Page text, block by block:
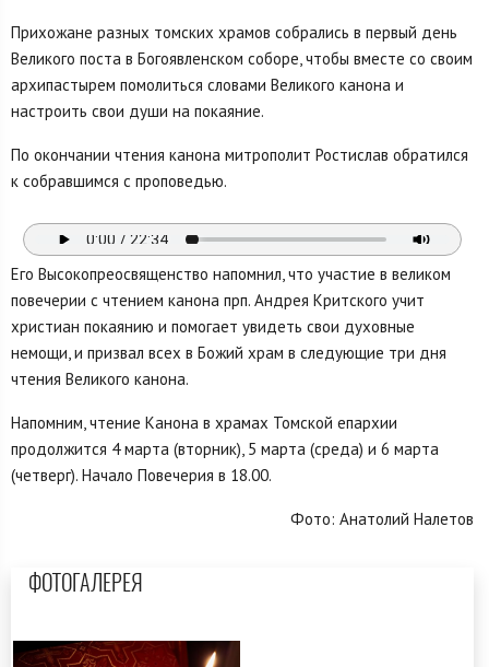
Прихожане разных томских храмов собрались в первый день
Великого поста в Богоявленском соборе, чтобы вместе со своим
архипастырем помолиться словами Великого канона и
настроить свои души на покаяние.
По окончании чтения канона митрополит Ростислав обратился
к собравшимся с проповедью.
Его Высокопреосвященство напомнил, что участие в великом
повечерии с чтением канона прп. Андрея Критского учит
христиан покаянию и помогает увидеть свои духовные
немощи, и призвал всех в Божий храм в следующие три дня
чтения Великого канона.
Напомним, чтение Канона в храмах Томской епархии
продолжится 4 марта (вторник), 5 марта (среда) и 6 марта
(четверг). Начало Повечерия в 18.00.
Фото: Анатолий Налетов
ФОТОГАЛЕРЕЯ